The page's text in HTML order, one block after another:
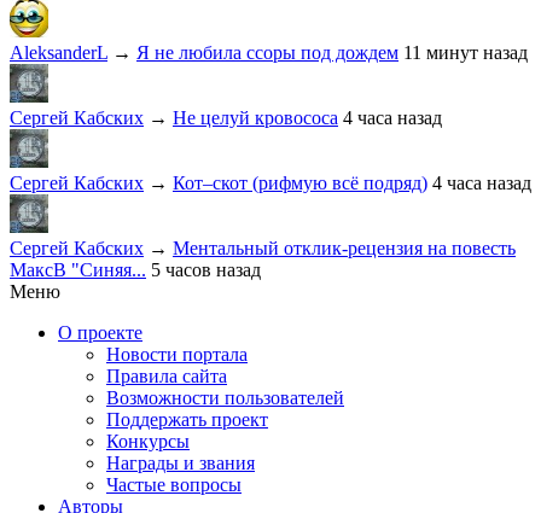
AleksanderL → Я не любила ссоры под дождем 11 минут назад
Сергей Кабских → Не целуй кровососа 4 часа назад
Сергей Кабских → Кот–скот (рифмую всё подряд) 4 часа назад
Сергей Кабских → Ментальный отклик-рецензия на повесть
МаксВ "Синяя... 5 часов назад
Меню
О проекте
Новости портала
Правила сайта
Возможности пользователей
Поддержать проект
Конкурсы
Награды и звания
Частые вопросы
Авторы